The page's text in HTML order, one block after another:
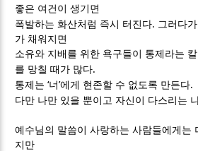
좋은 여건이 생기면
폭발하는 화산처럼 즉시 터진다. 그러다
가 채워지면
소유와 지배를 위한 욕구들이 통제라는
를 망칠 때가 많다.
통제는‘너’에게 현존할 수 없도록 만든다.
다만 나만 있을 뿐이고 자신이 다스리는
예수님의 말씀이 사랑하는 사람들에게는
지만